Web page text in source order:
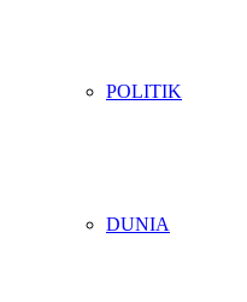
POLITIK
DUNIA